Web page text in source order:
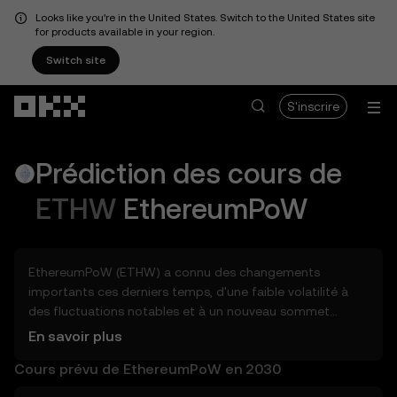
Looks like you're in the United States. Switch to the United States site
for products available in your region.
Switch site
S'inscrire
Prédiction des cours de
ETHW EthereumPoW
EthereumPoW (ETHW) a connu des changements
importants ces derniers temps, d'une faible volatilité à
des fluctuations notables et à un nouveau sommet
historique. Alors, combien EthereumPoW (ETHW)
2030 ou en 2040 ? Découvrez des outils qui peuvent vous
En savoir plus
Cours prévu de EthereumPoW en 2030